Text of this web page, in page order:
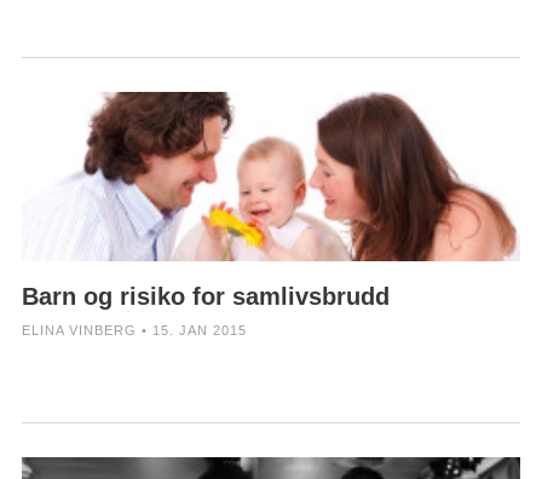
Barn og risiko for samlivsbrudd
ELINA VINBERG • 15. JAN 2015